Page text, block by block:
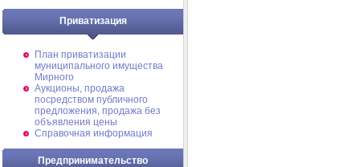
Приватизация
План приватизации
муниципального имущества
Мирного
Аукционы, продажа
посредством публичного
предложения, продажа без
объявления цены
Справочная информация
Предпринимательство